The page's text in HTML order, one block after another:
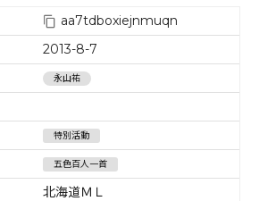
aa7tdboxiejnmuqn
2013-8-7
永山祐
特別活動
五色百人一首
北海道ＭＬ